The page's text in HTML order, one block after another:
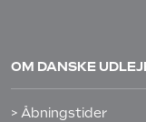
OM DANSKE
> Åbningstider